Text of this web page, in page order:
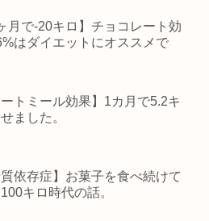
月で-20キロ】チョコレート効
はダイエットにオススメで
ートミール効果】1カ月で5.2キ
ました。
質依存症】お菓子を食べ続けて
キロ時代の話。